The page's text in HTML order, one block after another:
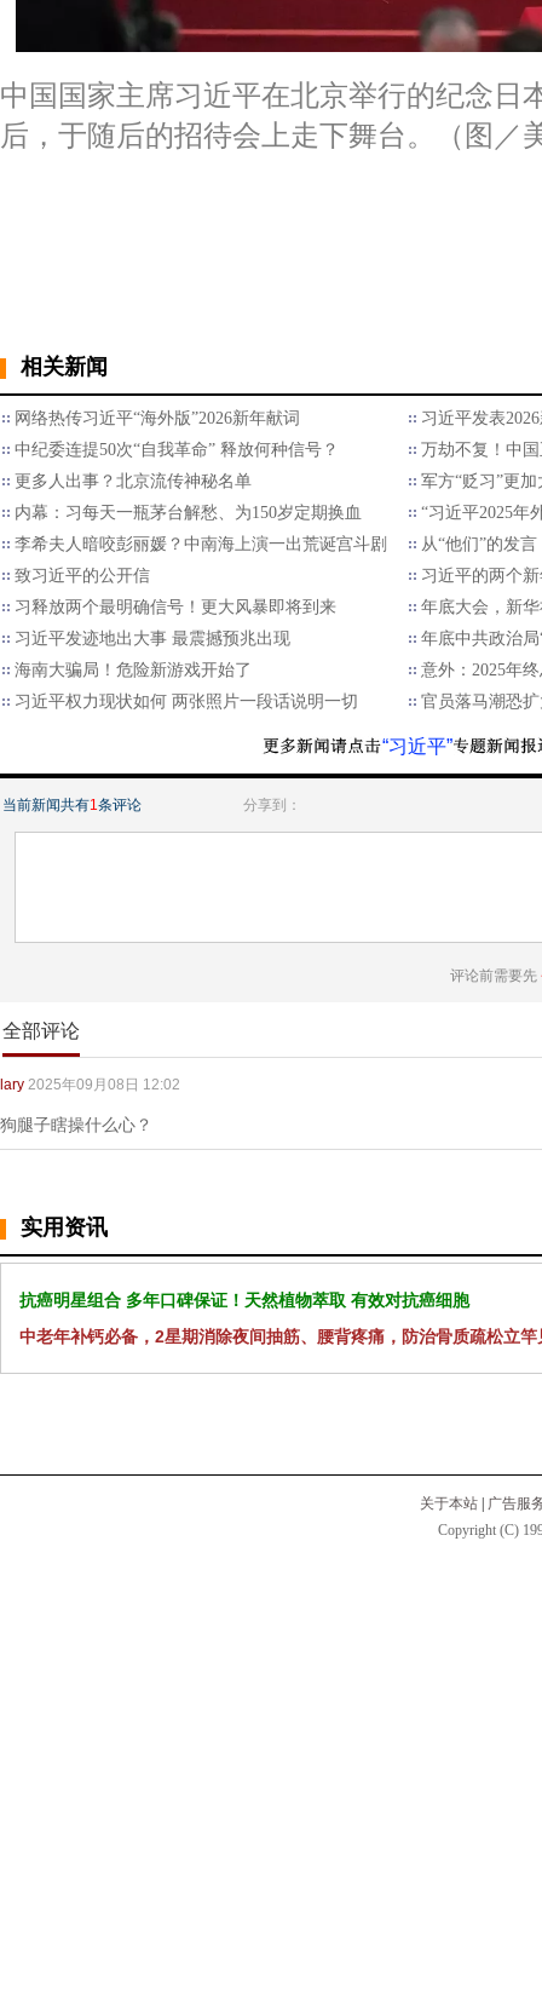
中国国家主席习近平在北京举行的纪念日
后，于随后的招待会上走下舞台。（图／
相关新闻
网络热传习近平“海外版”2026新年献词
习近平发表
中纪委连提50次“自我革命” 释放何种信号？
万劫不复！中
更多人出事？北京流传神秘名单
军方“贬习”更加
内幕：习每天一瓶茅台解愁、为150岁定期换血
“习近平2025年
李希夫人暗咬彭丽媛？中南海上演一出荒诞宫斗剧
从“他们”的发
致习近平的公开信
习近平的两个
习释放两个最明确信号！更大风暴即将到来
年底大会，新
习近平发迹地出大事 最震撼预兆出现
年底中共政治
海南大骗局！危险新游戏开始了
意外：2025年
习近平权力现状如何 两张照片一段话说明一切
官员落马潮恐
“习近平”
当前新闻共有1 条评论 分享到：
评论前需要先
全部评论
lary 2025年09月08日 12:02
狗腿子瞎操什么心？
实用资讯
抗癌明星组合 多年口碑保证！天然植物萃取 有效对抗癌细胞
中老年补钙必备，2星期消除夜间抽筋、腰背疼痛，防治骨质疏松立竿
关于本站
广告服
Copyright (C)